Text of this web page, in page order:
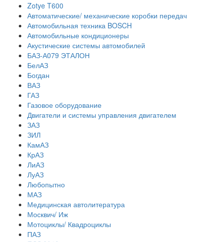
Zotye T600
Автоматические/ механические коробки передач
Автомобильная техника BOSCH
Автомобильные кондиционеры
Акустические системы автомобилей
БАЗ-А079 ЭТАЛОН
БелАЗ
Богдан
ВАЗ
ГАЗ
Газовое оборудование
Двигатели и системы управления двигателем
ЗАЗ
ЗИЛ
КамАЗ
КрАЗ
ЛиАЗ
ЛуАЗ
Любопытно
МАЗ
Медицинская автолитература
Москвич/ Иж
Мотоциклы/ Квадроциклы
ПАЗ